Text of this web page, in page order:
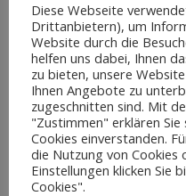
ANTIKER LOUIS-
Diese Webseite
Drittanbietern), um
Website durch die
helfen uns dabei, Ihnen
zu bieten, unsere
Ihnen Angebote zu
zugeschnitten sind. Mit
"Zustimmen" erklären
Cookies einverstanden.
die Nutzung von
Einstellungen klicken Sie
Cookies".